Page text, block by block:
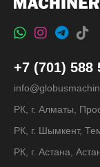
+7 (701) 588
РК, г. Алматы,
РК, г. Шымкент,
РК, г. Астана,